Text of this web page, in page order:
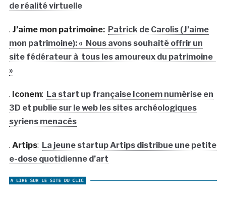
de réalité virtuelle
. J’aime mon patrimoine: Patrick de Carolis (J’aime
mon patrimoine): « Nous avons souhaité offrir un
site fédérateur à tous les amoureux du patrimoine
»
. Iconem: La start up française Iconem numérise en
3D et publie sur le web les sites archéologiques
syriens menacés
. Artips: La jeune startup Artips distribue une petite
e-dose quotidienne d’art